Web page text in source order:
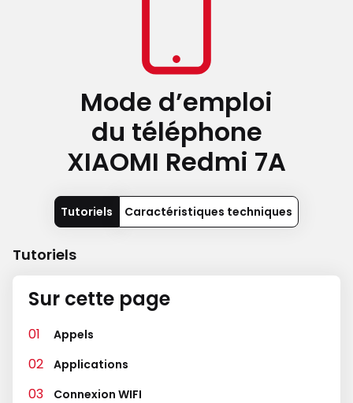
Mode d’emploi
du téléphone
XIAOMI Redmi 7A
Tutoriels Caractéristiques techniques
Tutoriels
Sur cette page
Appels
Applications
Connexion WIFI